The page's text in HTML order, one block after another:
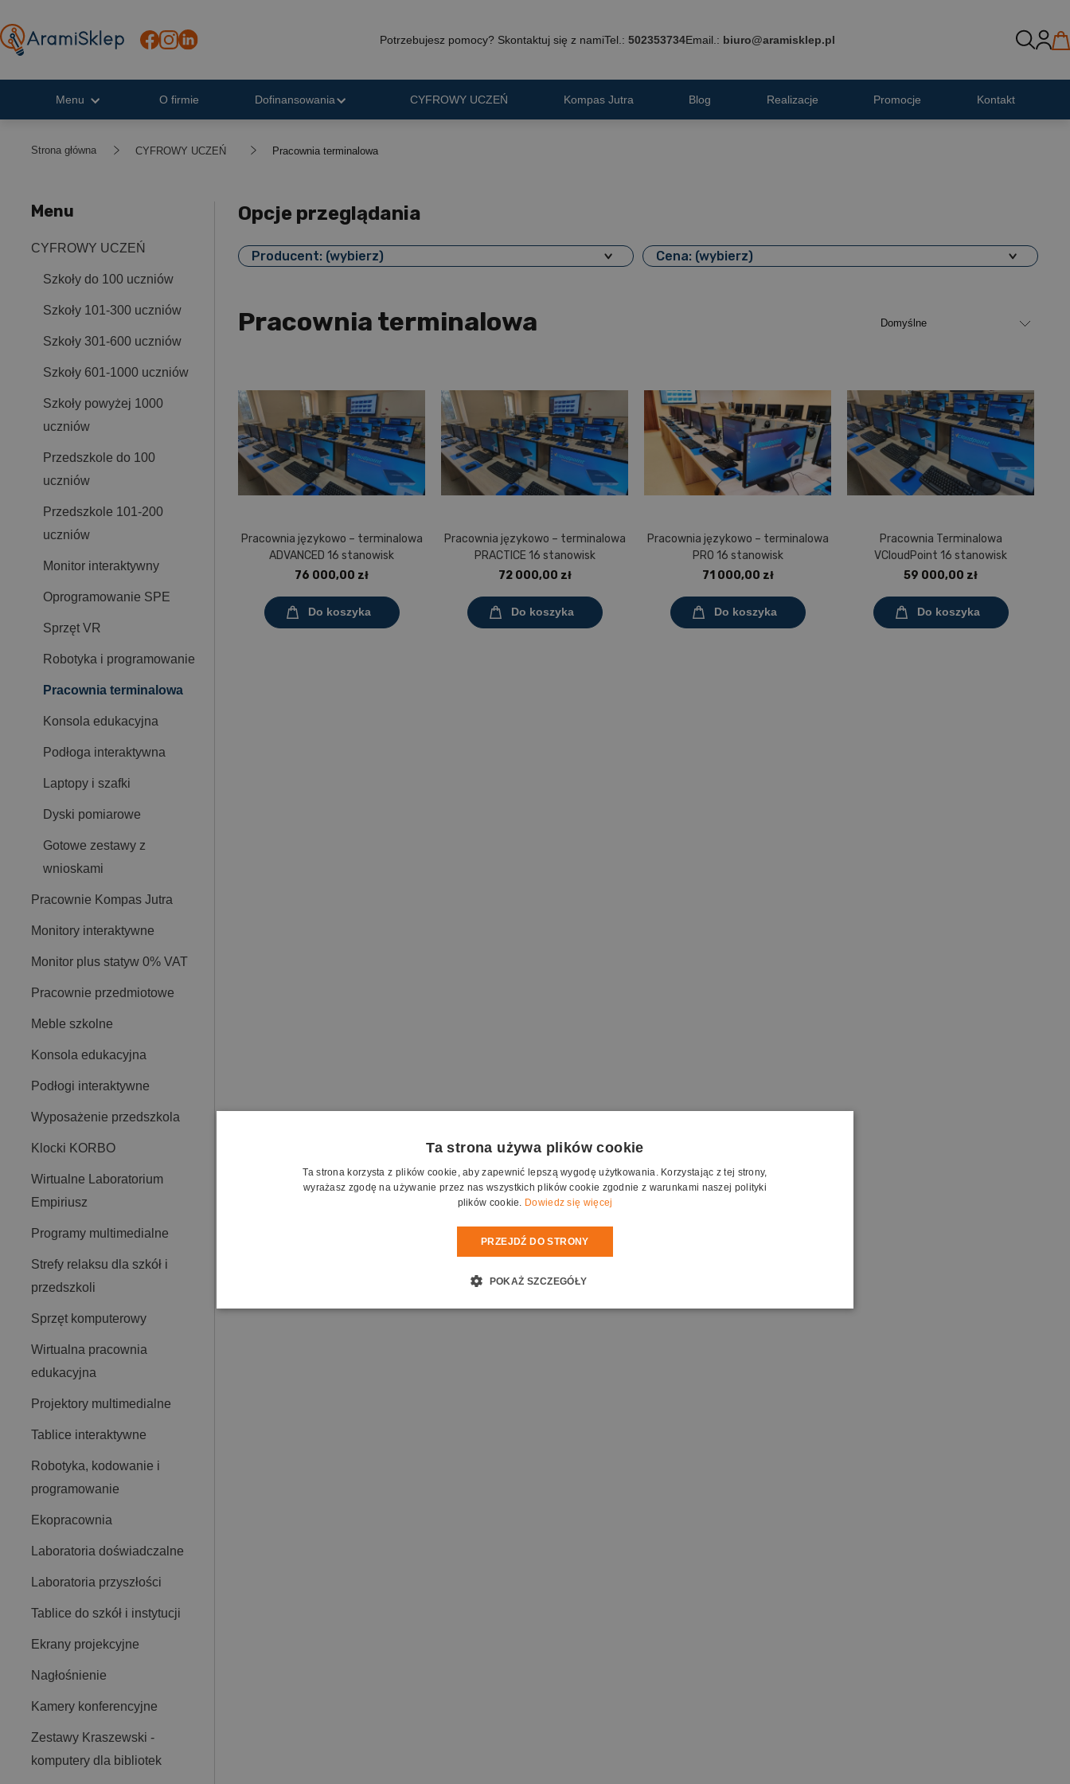
Potrzebujesz pomocy? Skontaktuj się z namiTel.: 502353734Email.: biuro@aramisklep.pl
Menu O firmie Dofinansowania CYFROWY UCZEŃ Kompas Jutra Blog Realizacje Promocje Kontakt
Strona główna CYFROWY UCZEŃ Pracownia terminalowa
Menu
CYFROWY UCZEŃ
Szkoły do 100 uczniów
Szkoły 101-300 uczniów
Szkoły 301-600 uczniów
Szkoły 601-1000 uczniów
Szkoły powyżej 1000
uczniów
Przedszkole do 100
uczniów
Przedszkole 101-200
uczniów
Monitor interaktywny
Oprogramowanie SPE
Sprzęt VR
Robotyka i programowanie
Pracownia terminalowa
Konsola edukacyjna
Podłoga interaktywna
Laptopy i szafki
Dyski pomiarowe
Gotowe zestawy z
wnioskami
Pracownie Kompas Jutra
Monitory interaktywne
Monitor plus statyw 0% VAT
Pracownie przedmiotowe
Meble szkolne
Konsola edukacyjna
Podłogi interaktywne
Wyposażenie przedszkola
Klocki KORBO
Wirtualne Laboratorium
Empiriusz
Programy multimedialne
Strefy relaksu dla szkół i
przedszkoli
Sprzęt komputerowy
Wirtualna pracownia
edukacyjna
Projektory multimedialne
Tablice interaktywne
Robotyka, kodowanie i
programowanie
Ekopracownia
Laboratoria doświadczalne
Laboratoria przyszłości
Tablice do szkół i instytucji
Ekrany projekcyjne
Nagłośnienie
Kamery konferencyjne
Zestawy Kraszewski -
komputery dla bibliotek
Opcje przeglądania
Producent: (wybierz) Cena: (wybierz)
Pracownia terminalowa
Pracownia językowo – terminalowa
ADVANCED 16 stanowisk
76 000,00 zł
Do koszyka
Pracownia językowo – terminalowa
PRACTICE 16 stanowisk
72 000,00 zł
Do koszyka
Pracownia językowo – terminalowa
PRO 16 stanowisk
71 000,00 zł
Do koszyka
Pracownia Terminalowa
VCloudPoint 16 stanowisk
59 000,00 zł
Do koszyka
Ta strona używa plików cookie
Ta strona korzysta z plików cookie, aby zapewnić lepszą wygodę użytkowania. Korzystając z tej strony,
wyrażasz zgodę na używanie przez nas wszystkich plików cookie zgodnie z warunkami naszej polityki
plików cookie. Dowiedz się więcej
PRZEJDŹ DO STRONY
POKAŻ SZCZEGÓŁY